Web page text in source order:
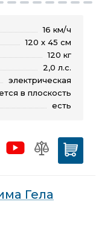
16 км/ч
120 х 45 см
120 кг
2,0 л.с.
электрическая
в плоскость
есть
Гела